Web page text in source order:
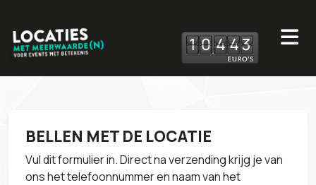
10 443
BELLEN MET DE LOCATIE
Vul dit formulier in. Direct na verzending krijg je van
ons het telefoonnummer en naam van het